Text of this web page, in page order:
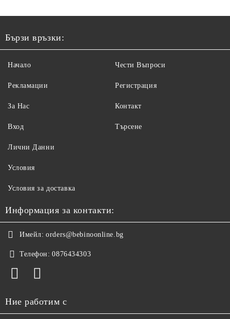
Бързи връзки:
Начало
Рекламации
За Нас
Вход
Чести Въпроси
Регистрация
Контакт
Търсене
Лични Данни
Условия
Условия за доставка
Информация за контакти:
Имейл: orders@bebinoonline.bg
Телефон: 0876434303
Ние работим с